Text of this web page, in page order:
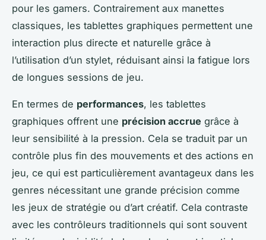
pour les gamers. Contrairement aux manettes
classiques, les tablettes graphiques permettent une
interaction plus directe et naturelle grâce à
l’utilisation d’un stylet, réduisant ainsi la fatigue lors
de longues sessions de jeu.
En termes de performances, les tablettes
graphiques offrent une précision accrue grâce à
leur sensibilité à la pression. Cela se traduit par un
contrôle plus fin des mouvements et des actions en
jeu, ce qui est particulièrement avantageux dans les
genres nécessitant une grande précision comme
les jeux de stratégie ou d’art créatif. Cela contraste
avec les contrôleurs traditionnels qui sont souvent